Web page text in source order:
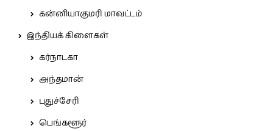
கன்னியாகுமரி மாவட்டம்
இந்தியக் கிளைகள்
கர்நாடகா
அந்தமான்
புதுச்சேரி
பெங்களூர்